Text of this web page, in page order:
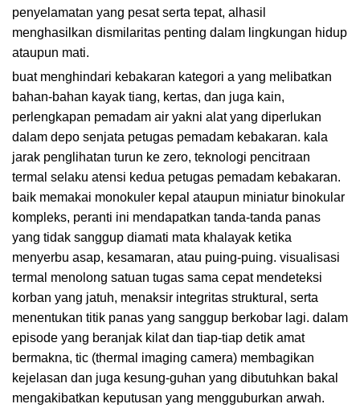
penyelamatan yang pesat serta tepat, alhasil
menghasilkan dismilaritas penting dalam lingkungan hidup
ataupun mati.
buat menghindari kebakaran kategori a yang melibatkan
bahan-bahan kayak tiang, kertas, dan juga kain,
perlengkapan pemadam air yakni alat yang diperlukan
dalam depo senjata petugas pemadam kebakaran. kala
jarak penglihatan turun ke zero, teknologi pencitraan
termal selaku atensi kedua petugas pemadam kebakaran.
baik memakai monokuler kepal ataupun miniatur binokular
kompleks, peranti ini mendapatkan tanda-tanda panas
yang tidak sanggup diamati mata khalayak ketika
menyerbu asap, kesamaran, atau puing-puing. visualisasi
termal menolong satuan tugas sama cepat mendeteksi
korban yang jatuh, menaksir integritas struktural, serta
menentukan titik panas yang sanggup berkobar lagi. dalam
episode yang beranjak kilat dan tiap-tiap detik amat
bermakna, tic (thermal imaging camera) membagikan
kejelasan dan juga kesung-guhan yang dibutuhkan bakal
mengakibatkan keputusan yang mengguburkan arwah.